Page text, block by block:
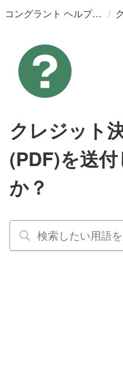
コングラント ヘルプサイト /
クレジット
(PDF)を送
か？